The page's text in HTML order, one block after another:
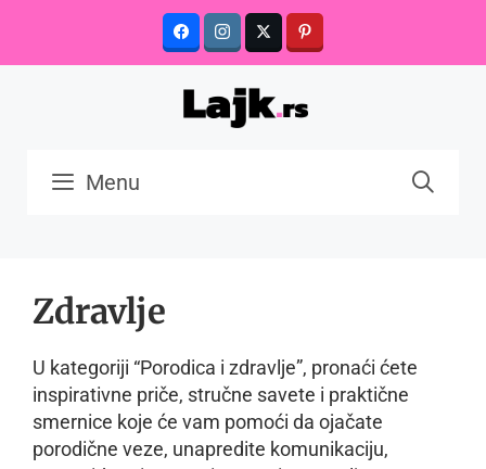
content
Menu
Zdravlje
U kategoriji “Porodica i zdravlje”, pronaći ćete
inspirativne priče, stručne savete i praktične
smernice koje će vam pomoći da ojačate
porodične veze, unapredite komunikaciju,